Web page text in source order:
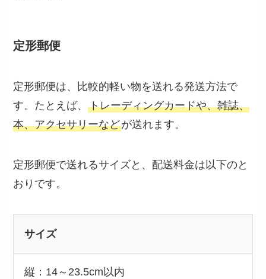
定形郵便
定形郵便は、比較的軽い物を送れる発送方法で
す。たとえば、トレーディングカードや、雑誌、
本、アクセサリーなどが送れます。
定形郵便で送れるサイズと、配送料金は以下のと
おりです。
サイズ
縦：14～23.5cm以内